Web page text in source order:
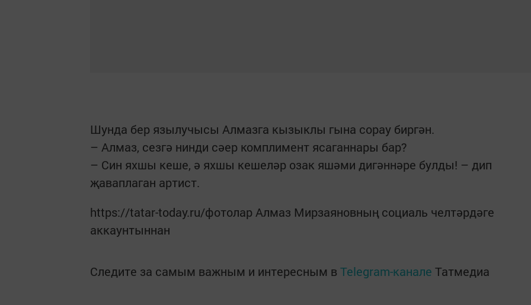
Шунда бер язылучысы Алмазга кызыклы гына сорау биргән.
– Алмаз, сезгә нинди сәер комплимент ясаганнары бар?
– Син яхшы кеше, ә яхшы кешеләр озак яшәми дигәннәре булды! – дип
җаваплаган артист.
https://tatar-today.ru/фотолар Алмаз Мирзаяновның социаль челтәрдәге
аккаунтыннан
Следите за самым важным и интересным в Telegram-канале Татмедиа